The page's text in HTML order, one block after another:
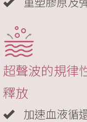
超聲波的規律
釋放
加速血液循